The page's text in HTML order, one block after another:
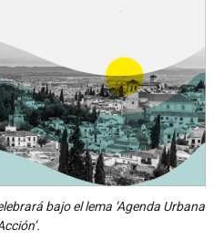
bajo el lema ‘Agenda Urbana